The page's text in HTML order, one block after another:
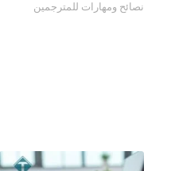
نصائح ومهارات للمترجمين